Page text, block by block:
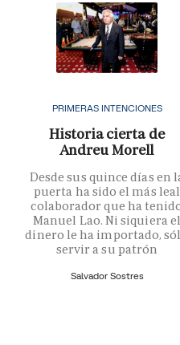
PRIMERAS INTENCIONES
Historia cierta de
Andreu Morell
Desde sus quince días en
puerta ha sido el más leal
colaborador que ha
Manuel Lao. Ni siquiera
dinero le ha importado,
servir a su patrón
Salvador Sostres